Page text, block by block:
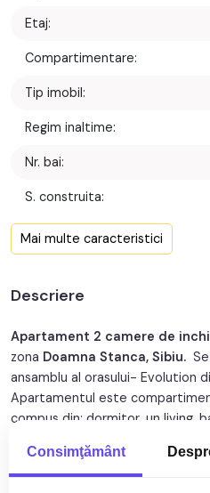
Etaj:
Compartimentare:
Tip imobil:
Regim inaltime:
Nr. bai:
S. construita:
Confort:
Nr. balcoane:
Nr. parcari:
An constructie:
An renovare:
Orientare:
Mai multe caracteristici
Descriere
Apartament 2 camere de
zona Doamna Stanca, Sibiu.
ansamblu al orasului- Evolution
Apartamentul este
compus din: dormitor, un living,
asupra muntilor.
Consimţământ